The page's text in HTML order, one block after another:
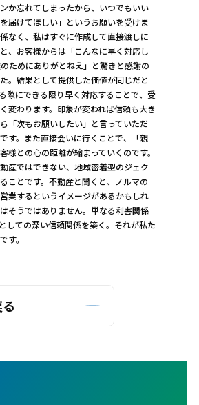
か忘れてしまったから、いつでもいい
届けてほしい」というお願いを受けま
なく、私はすぐに作成して直接渡しに
、お客様からは「こんなに早く対応し
ためにありがとねえ」と驚きと感謝の
。結果として提供した価値が同じだと
際にできる限り早く対応することで、受
変わります。印象が変われば信頼も大き
「次もお願いしたい」と言っていただ
す。また直接会いに行くことで、「親
様との心の距離が縮まっていくのです。
産ではできない、地域密着型のジェク
ことです。不動産と聞くと、ノルマの
業するというイメージがあるかもしれ
そうではありません。単なる利害関係
しての深い信頼関係を築く。それが私た
す。